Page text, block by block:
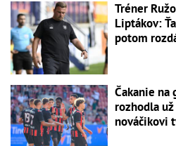
Tréner
Liptákov:
potom
Čakanie na
rozhodla
nováčikovi